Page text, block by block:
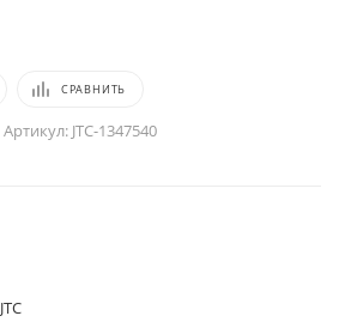
СРАВНИТЬ
Артикул: JTC-1347540
JTC